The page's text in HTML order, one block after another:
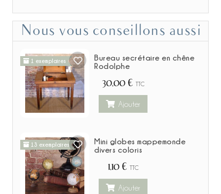
Nous vous conseillons aussi
1 exemplaires
Bureau secrétaire en chêne
Rodolphe
30,00 € TTC
Ajouter
13 exemplaires
Mini globes mappemonde
divers coloris
1,10 € TTC
Ajouter